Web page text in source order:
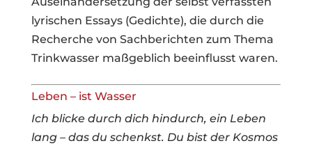
lyrischen Essays (Gedichte), die durch die
Recherche von Sachberichten zum Thema
Trinkwasser maßgeblich beeinflusst waren.
Leben – ist Wasser
Ich blicke durch dich hindurch, ein Leben
lang – das du schenkst. Du bist der Kosmos